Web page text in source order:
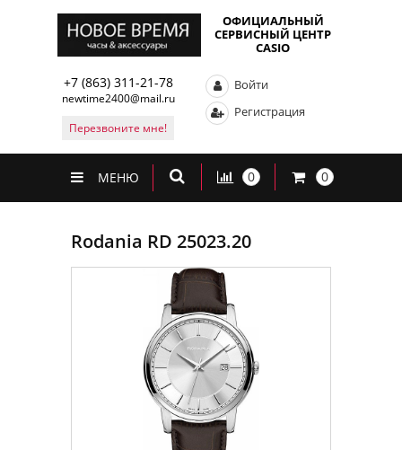
ОФИЦИАЛЬНЫЙ
СЕРВИСНЫЙ ЦЕНТР
CASIO
+7 (863) 311-21-78
newtime2400@mail.ru
Перезвоните мне!
Войти
Регистрация
МЕНЮ 0 0
Rodania RD 25023.20